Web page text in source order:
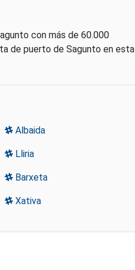
con más de 60.000
de puerto de Sagunto en esta
Albaida
Lliria
Barxeta
Xativa